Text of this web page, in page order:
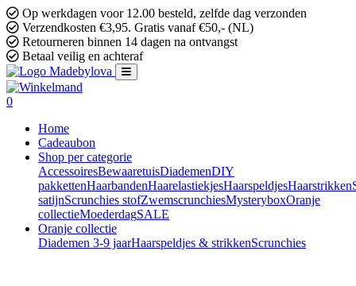
Op werkdagen voor 12.00 besteld, zelfde dag verzonden
Verzendkosten €3,95. Gratis vanaf €50,- (NL)
Retourneren binnen 14 dagen na ontvangst
Betaal veilig en achteraf
0
Home
Cadeaubon
Shop per categorie
AccessoiresBewaaretuisDiademenDIY
pakkettenHaarbandenHaarelastiekjesHaarspeldjesHaarstrikken
satijnScrunchies stofZwemscrunchiesMysteryboxOranje
collectieMoederdagSALE
Oranje collectie
Diademen 3-9 jaarHaarspeldjes & strikkenScrunchies